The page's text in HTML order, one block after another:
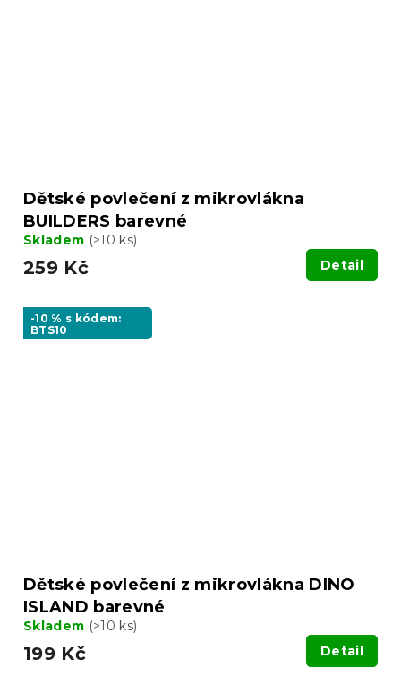
Dětské povlečení z mikrovlákna
BUILDERS barevné
Skladem (>10 ks)
259 Kč Detail
-10 % s kódem:
BTS10
Dětské povlečení z mikrovlákna DINO
ISLAND barevné
Skladem (>10 ks)
199 Kč Detail